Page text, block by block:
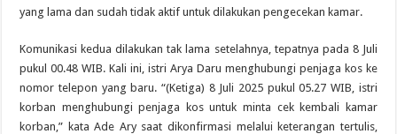
yang lama dan sudah tidak aktif untuk dilakukan pengecekan kamar.
Komunikasi kedua dilakukan tak lama setelahnya, tepatnya pada 8 Juli
pukul 00.48 WIB. Kali ini, istri Arya Daru menghubungi penjaga kos ke
nomor telepon yang baru. “(Ketiga) 8 Juli 2025 pukul 05.27 WIB, istri
korban menghubungi penjaga kos untuk minta cek kembali kamar
korban,” kata Ade Ary saat dikonfirmasi melalui keterangan tertulis,